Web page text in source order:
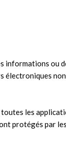
informations ou
électroniques
toutes les
protégés par